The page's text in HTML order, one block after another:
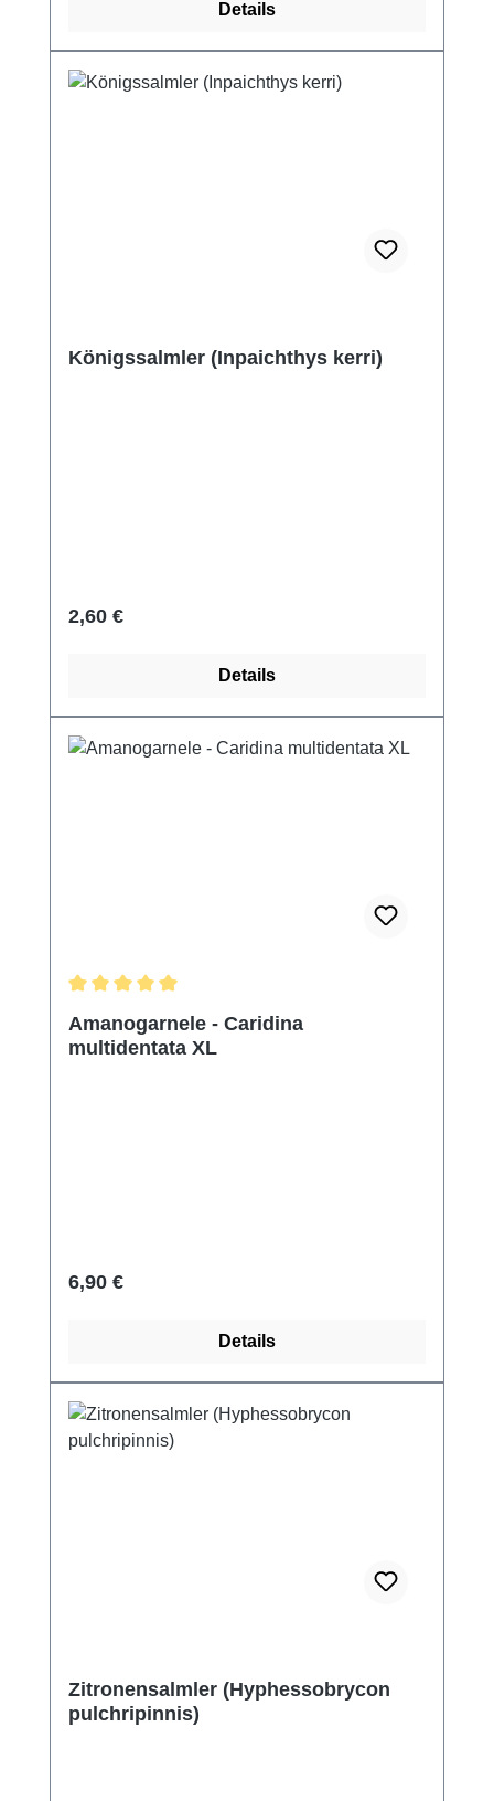
Details
Königssalmler (Inpaichthys kerri)
Regulärer Preis:
2,60 €
Details
Amanogarnele - Caridina
multidentata XL
Regulärer Preis:
6,90 €
Details
Zitronensalmler (Hyphessobrycon
pulchripinnis)